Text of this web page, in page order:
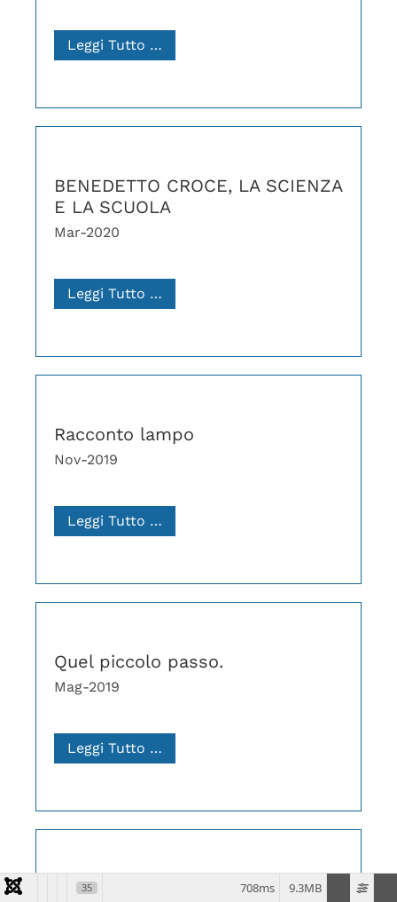
Leggi Tutto …
BENEDETTO CROCE, LA SCIENZA
E LA SCUOLA
Mar-2020
Leggi Tutto …
Racconto lampo
Nov-2019
Leggi Tutto …
Quel piccolo passo.
Mag-2019
Leggi Tutto …
Il gatto nero
35 9.3MB
708ms